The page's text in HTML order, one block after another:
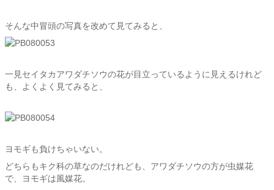
そんな中冒頭の写真を改めて見てみると、
一見セイタカアワダチソウの花が目立っているように見えるけれど
も、よくよく見てみると、
ヨモギも負けちゃいない。
どちらもキク科の草なのだけれども、アワダチソウの方が虫媒花
で、ヨモギは風媒花。